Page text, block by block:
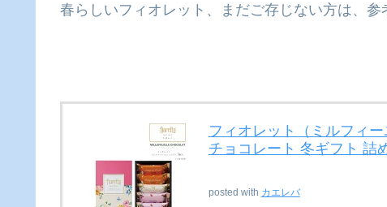
春らしいフィオレット、まだご存じない方は、参
フィオレット（ミルフィ
チョコレート 冬ギフト 詰
posted with カエレバ